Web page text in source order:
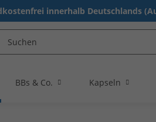
innerhalb Deutschlands
BBs & Co. Kapseln